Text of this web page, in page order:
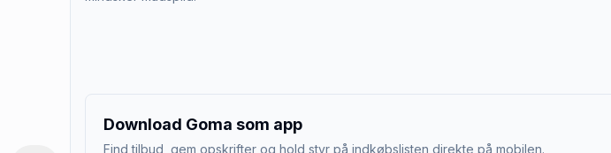
Download Goma som app
Find tilbud, gem opskrifter og hold styr på indkøbslisten direkte på mobilen.